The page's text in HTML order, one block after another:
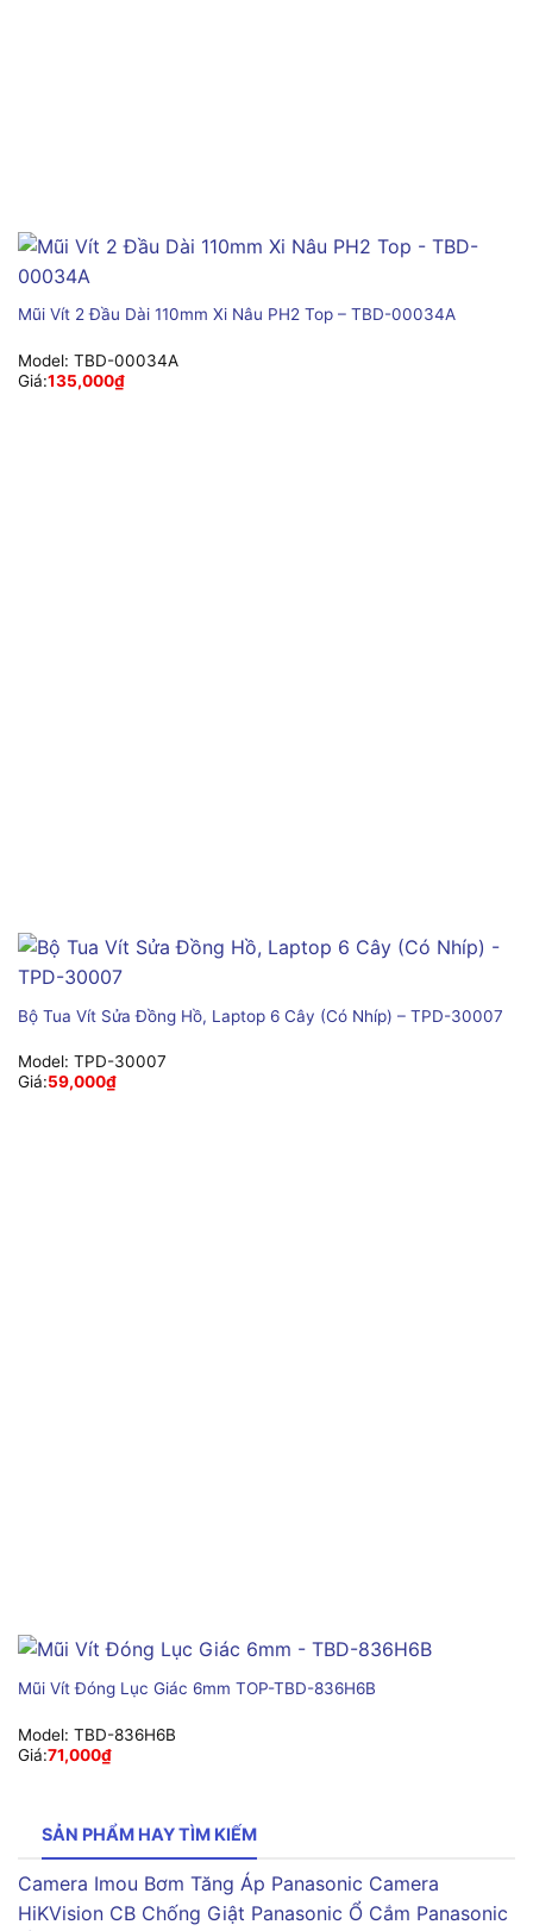
Mũi Vít 2 Đầu Dài 110mm Xi Nâu PH2 Top – TBD-00034A
Model: TBD-00034A
Giá:135,000₫
Bộ Tua Vít Sửa Đồng Hồ, Laptop 6 Cây (Có Nhíp) – TPD-30007
Model: TPD-30007
Giá:59,000₫
Mũi Vít Đóng Lục Giác 6mm TOP-TBD-836H6B
Model: TBD-836H6B
Giá:71,000₫
SẢN PHẨM HAY TÌM KIẾM
Camera Imou Bơm Tăng Áp Panasonic Camera
HiKVision CB Chống Giật Panasonic Ổ Cắm Panasonic